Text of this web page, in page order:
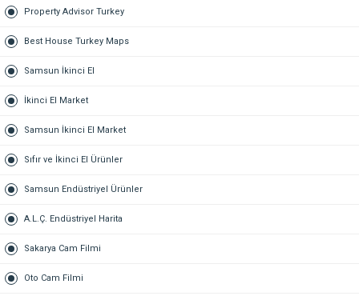
Property Advisor Turkey
Best House Turkey Maps
Samsun İkinci El
İkinci El Market
Samsun İkinci El Market
Sıfır ve İkinci El Ürünler
Samsun Endüstriyel Ürünler
A.L.Ç. Endüstriyel Harita
Sakarya Cam Filmi
Oto Cam Filmi